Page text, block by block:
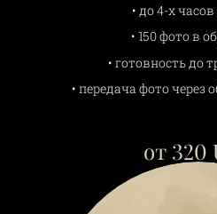
• до 4-х
• 150 фото в
• готовность до
• передача фото через
от 320